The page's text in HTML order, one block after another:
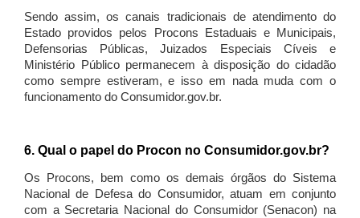
Sendo assim, os canais tradicionais de atendimento do
Estado providos pelos Procons Estaduais e Municipais,
Defensorias Públicas, Juizados Especiais Cíveis e
Ministério Público permanecem à disposição do cidadão
como sempre estiveram, e isso em nada muda com o
funcionamento do Consumidor.gov.br.
6. Qual o papel do Procon no Consumidor.gov.br?
Os Procons, bem como os demais órgãos do Sistema
Nacional de Defesa do Consumidor, atuam em conjunto
com a Secretaria Nacional do Consumidor (Senacon) na